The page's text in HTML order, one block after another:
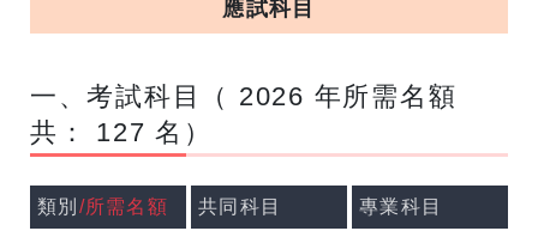
應試科目
一、考試科目（ 2026 年所需名額
共： 127 名）
類別 /所需名額 共同科目 專業科目